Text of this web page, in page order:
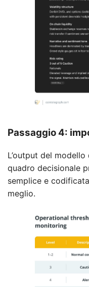
Passaggio 4:
L’output del
quadro decisionale
semplice e
meglio.